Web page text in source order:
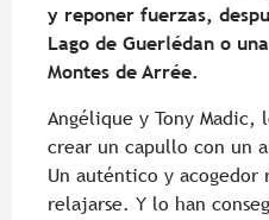
y reponer fuerzas,
Lago de Guerlédan o
Montes de Arrée.
Angélique y Tony Madic,
crear un capullo con un
Un auténtico y acogedor
relajarse. Y lo han